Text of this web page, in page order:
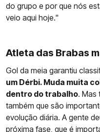
do grupo e por que nós
veio aqui hoje."
Atleta das Brabas
Gol da meia garantiu
um Dérbi. Muda muita
dentro do trabalho. Mas
também que são
evolução diária. A gente
próxima fase, que é